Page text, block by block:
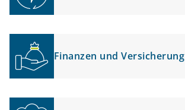
Finanzen und Versicherung